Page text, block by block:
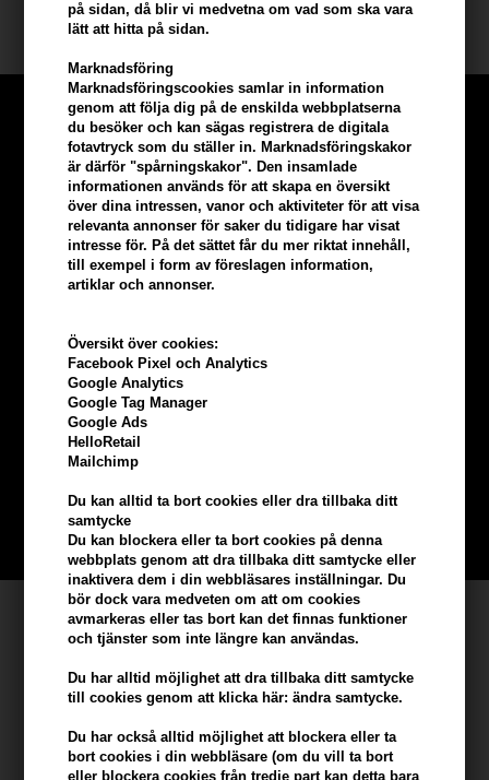
på sidan, då blir vi medvetna om vad som ska vara
lätt att hitta på sidan.
Marknadsföring
Marknadsföringscookies samlar in information
genom att följa dig på de enskilda webbplatserna
du besöker och kan sägas registrera de digitala
fotavtryck som du ställer in. Marknadsföringskakor
är därför "spårningskakor". Den insamlade
informationen används för att skapa en översikt
över dina intressen, vanor och aktiviteter för att visa
relevanta annonser för saker du tidigare har visat
intresse för. På det sättet får du mer riktat innehåll,
till exempel i form av föreslagen information,
artiklar och annonser.
Översikt över cookies:
Facebook Pixel och Analytics
Google Analytics
Google Tag Manager
Google Ads
HelloRetail
Mailchimp
Du kan alltid ta bort cookies eller dra tillbaka ditt
samtycke
Du kan blockera eller ta bort cookies på denna
webbplats genom att dra tillbaka ditt samtycke eller
inaktivera dem i din webbläsares inställningar. Du
bör dock vara medveten om att om cookies
avmarkeras eller tas bort kan det finnas funktioner
och tjänster som inte längre kan användas.
Du har alltid möjlighet att dra tillbaka ditt samtycke
till cookies genom att klicka här: ändra samtycke.
Du har också alltid möjlighet att blockera eller ta
bort cookies i din webbläsare (om du vill ta bort
eller blockera cookies från tredje part kan detta bara
Id Hair Curly Xclusive
Tjäna5% bonus
beställning
Bli en del av vår kundklubb gratis och få rabatter när du handlar
BLI EN GRATIS MEDLEM HÄR
Kundservice
Frisenborgvej 6A
info@hair247.se